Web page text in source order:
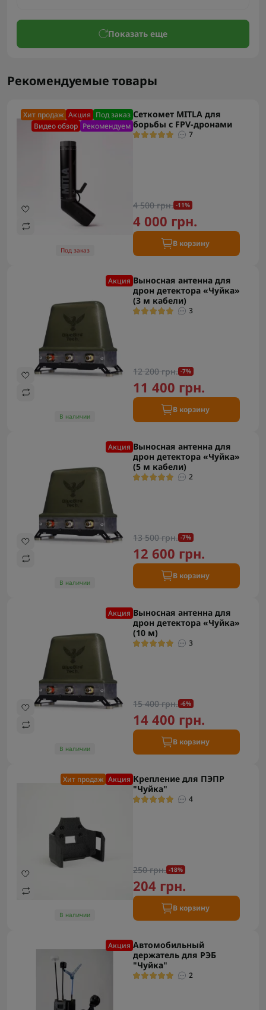
Показать еще
Рекомендуемые товары
Хит продаж Акция Под заказ
Видео обзор Рекомендуем
Под заказ
Сеткомет MITLA для
борьбы с FPV-дронами
7
4 500 грн. -11%
4 000 грн.
В корзину
Акция
В наличии
Выносная антенна для
дрон детектора «Чуйка»
(3 м кабели)
3
12 200 грн. -7%
11 400 грн.
В корзину
Акция
В наличии
Выносная антенна для
дрон детектора «Чуйка»
(5 м кабели)
2
13 500 грн. -7%
12 600 грн.
В корзину
Акция
В наличии
Выносная антенна для
дрон детектора «Чуйка»
(10 м)
3
15 400 грн. -6%
14 400 грн.
В корзину
Хит продаж Акция
В наличии
Крепление для ПЭПР
"Чуйка"
4
250 грн. -18%
204 грн.
В корзину
Акция Автомобильный
держатель для РЭБ
"Чуйка"
2